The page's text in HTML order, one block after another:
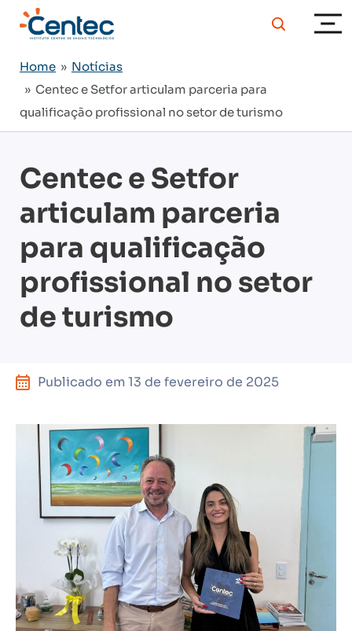
Home » Notícias
» Centec e Setfor articulam parceria para
qualificação profissional no setor de turismo
Centec e Setfor
articulam parceria
para qualificação
profissional no setor
de turismo
Publicado em 13 de fevereiro de 2025